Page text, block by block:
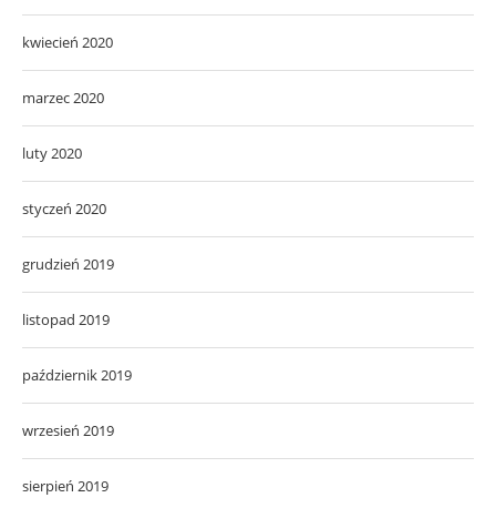
kwiecień 2020
marzec 2020
luty 2020
styczeń 2020
grudzień 2019
listopad 2019
październik 2019
wrzesień 2019
sierpień 2019